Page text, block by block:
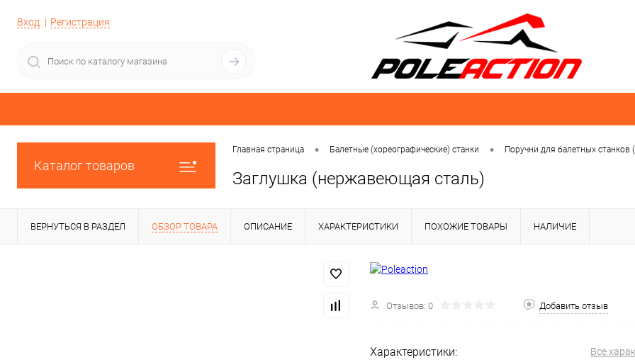
Вход Регистрация
Каталог товаров
Главная страница • Балетные (хореографические) станки • Поручни для балетных станков
Заглушка (нержавеющая сталь)
ВЕРНУТЬСЯ В РАЗДЕЛ ОБЗОР ТОВАРА ОПИСАНИЕ ХАРАКТЕРИСТИКИ ПОХОЖИЕ ТОВАРЫ НАЛИЧИЕ
Отзывов: 0 Добавить отзыв
Характеристики: Все